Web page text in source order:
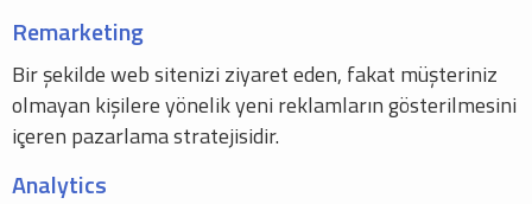
Remarketing
Bir şekilde web sitenizi ziyaret eden, fakat müşteriniz
olmayan kişilere yönelik yeni reklamların gösterilmesini
içeren pazarlama stratejisidir.
Analytics